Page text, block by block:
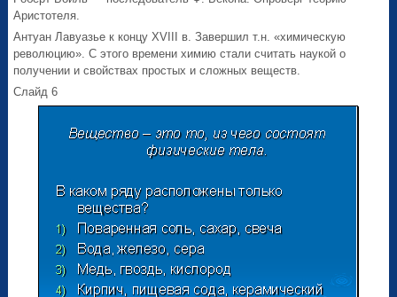
Аристотеля.
Антуан Лавуазье к концу XVIII в. Завершил т.н. «химическую
революцию». С этого времени химию стали считать наукой о
получении и свойствах простых и сложных веществ.
Слайд 6